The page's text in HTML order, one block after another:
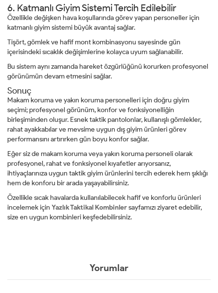
6. Katmanlı Giyim Sistemi Tercih Edilebilir
Özellikle değişken hava koşullarında görev yapan personeller için
katmanlı giyim sistemi büyük avantaj sağlar.
Tişört, gömlek ve hafif mont kombinasyonu sayesinde gün
içerisindeki sıcaklık değişimlerine kolayca uyum sağlanabilir.
Bu sistem aynı zamanda hareket özgürlüğünü korurken profesyonel
görünümün devam etmesini sağlar.
Sonuç
Makam koruma ve yakın koruma personelleri için doğru giyim
seçimi; profesyonel görünüm, konfor ve fonksiyonelliğin
birleşiminden oluşur. Esnek taktik pantolonlar, kullanışlı gömlekler,
rahat ayakkabılar ve mevsime uygun dış giyim ürünleri görev
performansını artırırken gün boyu konfor sağlar.
Eğer siz de makam koruma veya yakın koruma personeli olarak
profesyonel, rahat ve fonksiyonel kıyafetler arıyorsanız,
ihtiyaçlarınıza uygun taktik giyim ürünlerini tercih ederek hem şıklığı
hem de konforu bir arada yaşayabilirsiniz.
Özellikle sıcak havalarda kullanılabilecek hafif ve konforlu ürünleri
incelemek için Yazlık Taktikal Kombinlersayfamızı ziyaret edebilir,
size en uygun kombinleri keşfedebilirsiniz.
Yorumlar